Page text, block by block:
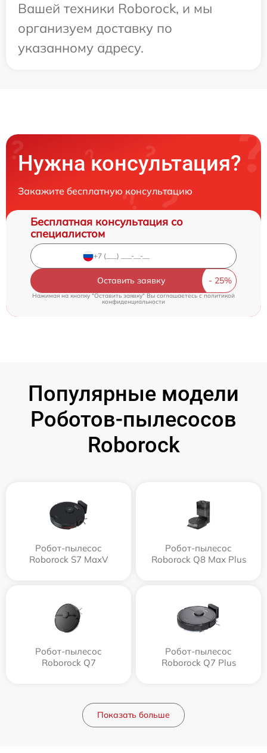
Вашей техники Roborock, и мы
организуем доставку по
указанному адресу.
Нужна консультация?
Закажите бесплатную консультацию
Бесплатная консультация со
специалистом
Оставить заявку
Нажимая на кнопку "Оставить заявку" Вы соглашаетесь cполитикой
конфиденциальности
Популярные модели
Роботов-пылесосов
Roborock
Робот-пылесос
Roborock S7 MaxV
Робот-пылесос
Roborock Q8 Max Plus
Робот-пылесос
Roborock Q7
Робот-пылесос
Roborock Q7 Plus
Показать больше